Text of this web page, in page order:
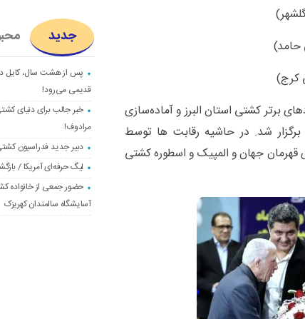
برتر کشتی استان البرز و آماده‌سازی
شد. در حاشیه رقابت ها توسط
قهرمان جهان و المپیک و اسطوره کشتی
جدید
پس از هشت سال، کایل
قدیمی می‌رود!
خبر جالب برای دنیای
مرادوف!
دبیر جدید فدراسیون
لیگ حرفه‌ای آمریکا /
حضور جمعی از خانواده
آسایشگاه سالمندان کهریزک